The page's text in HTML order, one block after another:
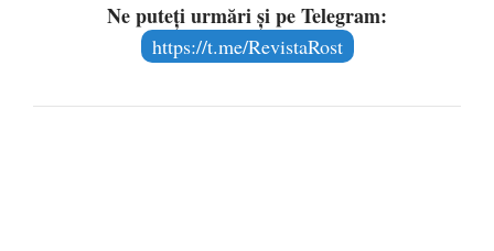
Ne puteți urmări și pe Telegram:
https://t.me/RevistaRost